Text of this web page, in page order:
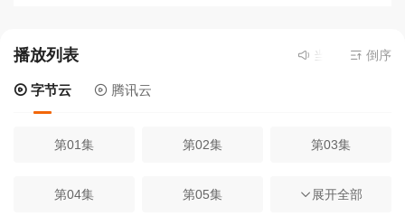
播放列表 当前资源来源 字
倒序
字节云 腾讯云
第01集 第02集 第03集
第04集 第05集 第06集
展开全部